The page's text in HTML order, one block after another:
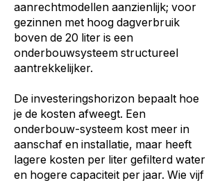
aanrechtmodellen aanzienlijk; voor
gezinnen met hoog dagverbruik
boven de 20 liter is een
onderbouwsysteem structureel
aantrekkelijker.
De investeringshorizon bepaalt hoe
je de kosten afweegt. Een
onderbouw-systeem kost meer in
aanschaf en installatie, maar heeft
lagere kosten per liter gefilterd water
en hogere capaciteit per jaar. Wie vijf